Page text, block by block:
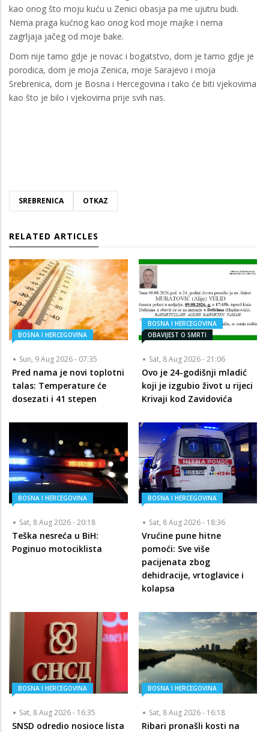
kao onog što moju kuću u Zenici obasja pa me ujutru budi.
Nema praga kućnog kao onog kod moje majke i nema
zagrljaja jačeg od moje bake.
Dom nije tamo gdje je novac i bogatstvo, dom je tamo gdje je
porodica, dom je moja Zenica, moje Sarajevo i moja
Srebrenica, dom je Bosna i Hercegovina i tako će biti vjekovima
kao što je bilo i vjekovima prije svih nas.
SREBRENICA OTKAZ
RELATED ARTICLES
BOSNA I HERCEGOVINA
Sun, 9 Aug 2026 - 07:35
Pred nama je novi toplotni
talas: Temperature će
dosezati i 41 stepen
BOSNA I HERCEGOVINA
OBAVIJEST O SMRTI
Sat, 8 Aug 2026 - 21:06
Ovo je 24-godišnji mladić
koji je izgubio život u rijeci
Krivaji kod Zavidovića
BOSNA I HERCEGOVINA
Sat, 8 Aug 2026 - 20:18
Teška nesreća u BiH:
Poginuo motociklista
BOSNA I HERCEGOVINA
Sat, 8 Aug 2026 - 18:36
Vrućine pune hitne
pomoći: Sve više
pacijenata zbog
dehidracije, vrtoglavice i
kolapsa
BOSNA I HERCEGOVINA
Sat, 8 Aug 2026 - 16:35
SNSD odredio nosioce lista
BOSNA I HERCEGOVINA
Sat, 8 Aug 2026 - 16:18
Ribari pronašli kosti na